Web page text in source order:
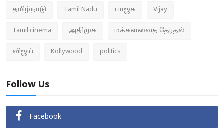
தமிழ்நாடு Tamil Nadu பாஜக Vijay
Tamil cinema அதிமுக மக்களவைத் தேர்தல்
விஜய் Kollywood politics
Follow Us
Facebook